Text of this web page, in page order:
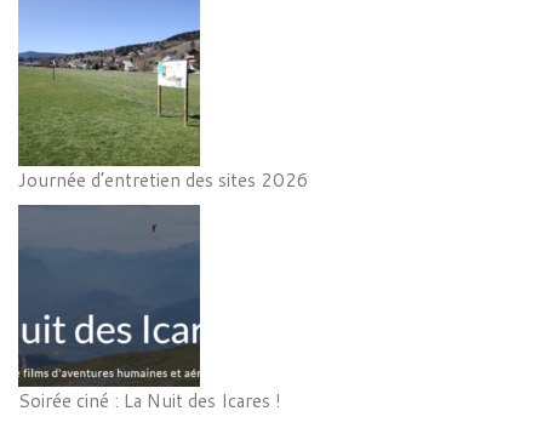
Journée d’entretien des sites 2026
Soirée ciné : La Nuit des Icares !